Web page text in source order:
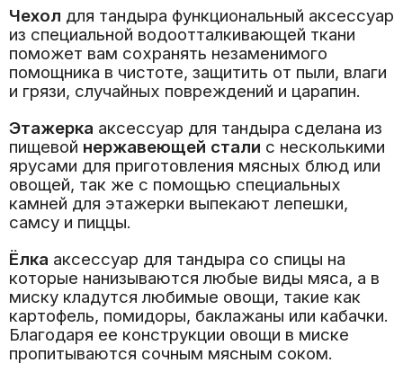
Чехол для тандыра функциональный аксессуар
из специальной водоотталкивающей ткани
поможет вам сохранять незаменимого
помощника в чистоте, защитить от пыли, влаги
и грязи, случайных повреждений и царапин.
Этажерка аксессуар для тандыра сделана из
пищевой нержавеющей стали с несколькими
ярусами для приготовления мясных блюд или
овощей, так же с помощью специальных
камней для этажерки выпекают лепешки,
самсу и пиццы.
Ёлка аксессуар для тандыра со спицы на
которые нанизываются любые виды мяса, а в
миску кладутся любимые овощи, такие как
картофель, помидоры, баклажаны или кабачки.
Благодаря ее конструкции овощи в миске
пропитываются сочным мясным соком.